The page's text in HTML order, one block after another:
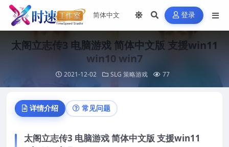
登录
太阁立志传3 电脑游戏 简体中文版 支援win11
win10 win7
2021-12-02 SLG 策略游戏 77
详情介绍 常见问题
太阁立志传3 电脑游戏 简体中文版 支援win11